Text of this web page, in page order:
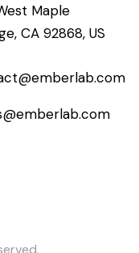
Maple
CA 92868, US